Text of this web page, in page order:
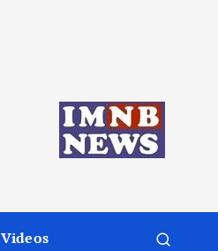
Videos